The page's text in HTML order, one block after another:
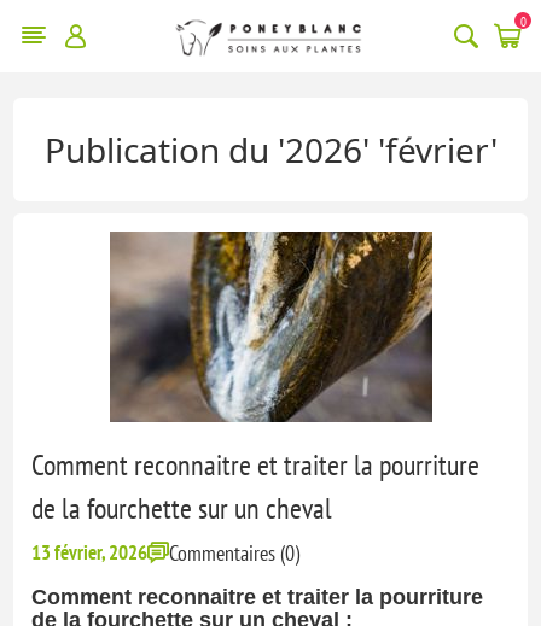
0
Publication du '2026' 'février'
Comment reconnaitre et traiter la pourriture
de la fourchette sur un cheval
13 février, 2026 Commentaires (0)
Comment reconnaitre et traiter la pourriture
de la fourchette sur un cheval :